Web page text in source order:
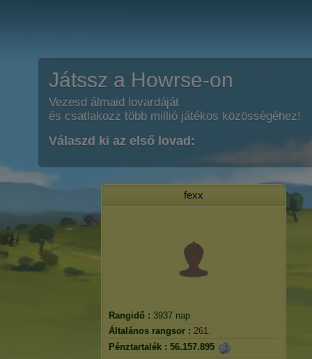
Játssz a Howrse-on
Vezesd álmaid lovardáját
és csatlakozz több millió játékos közösségéhez!
Válaszd ki az első lovad:
fexx
Rangidő : 3937 nap
Általános rangsor : 261.
Pénztartalék : 56.157.895